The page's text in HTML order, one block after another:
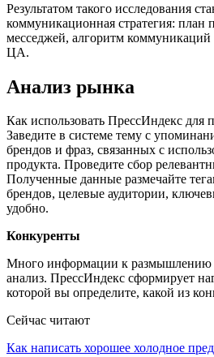
Результатом такого исследования
коммуникационная стратегия:
месседжей, алгоритм
ЦА.
Анализ рынка
Как использовать ПрессИндекс для
Заведите в системе тему с
брендов и фраз, связанных с
продукта. Проведите сбор
Полученные данные размечайте
брендов, целевые аудитории,
удобно.
Конкуренты
Много информации к размышлению
анализ. ПрессИндекс сформирует
которой вы определите, какой из
Сейчас читают
Как написать хорошее холодное